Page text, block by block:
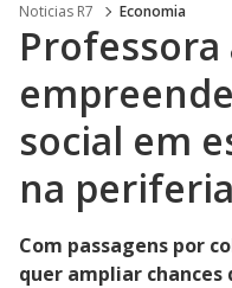
Noticias R7 Economia
Professora
social em
na
Com passagens por
quer ampliar chances